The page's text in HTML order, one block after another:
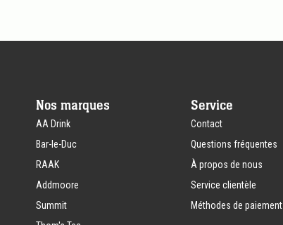
Nos marques
AA Drink
Bar-le-Duc
RAAK
Addmoore
Summit
Service
Contact
Questions fréquentes
À propos de nous
Service clientèle
Méthodes de paiement